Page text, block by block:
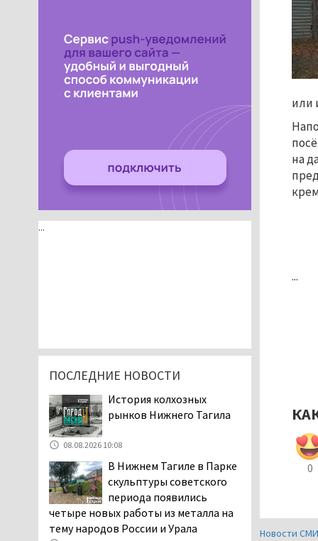
или
на
...
0
Новости
...
ПОСЛЕДНИЕ НОВОСТИ
История колхозных
рынков Нижнего Тагила
08.08.2026 10:08
В Нижнем Тагиле в Парке
скульптуры советского
периода появились
четыре новых работы из металла на
тему народов России и Урала